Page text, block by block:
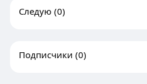
Следую (0)
Подписчики (0)